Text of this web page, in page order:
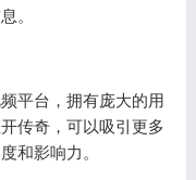
。
平台，拥有庞大的用
传奇，可以吸引更多
和影响力。